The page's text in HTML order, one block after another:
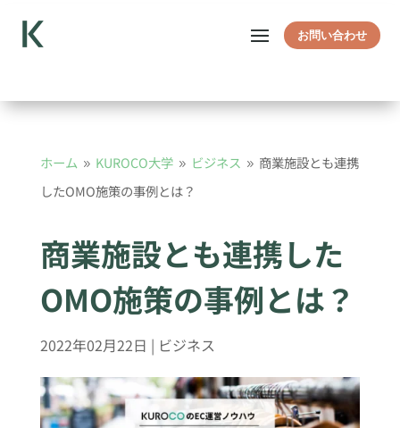
お問い合わせ
ホーム 9 KUROCO大学 9 ビジネス 9 商業施設とも連携
したOMO施策の事例とは？
商業施設とも連携した
OMO施策の事例とは？
2022年02月22日 | ビジネス